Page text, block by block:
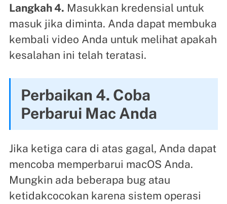
Langkah 4. Masukkan kredensial untuk
masuk jika diminta. Anda dapat membuka
kembali video Anda untuk melihat apakah
kesalahan ini telah teratasi.
Perbaikan 4. Coba
Perbarui Mac Anda
Jika ketiga cara di atas gagal, Anda dapat
mencoba memperbarui macOS Anda.
Mungkin ada beberapa bug atau
ketidakcocokan karena sistem operasi